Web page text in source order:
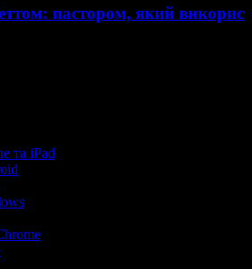
пастором, який
та iPad